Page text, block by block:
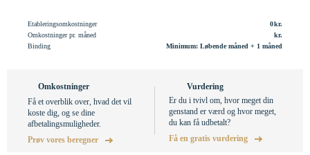
Etableringsomkostninger
0
Omkostninger pr. måned
Binding
Minimum: Løbende måned + 1 måned
Omkostninger
Få et overblik over, hvad det vil
koste dig, og se dine
afbetalingsmuligheder.
Prøv vores beregner
Vurdering
Er du i tvivl om, hvor meget din
genstand er værd og hvor meget,
du kan få udbetalt?
Få en gratis vurdering